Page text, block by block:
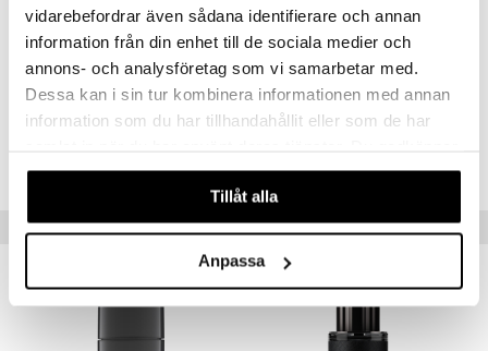
vidarebefordrar även sådana identifierare och annan
information från din enhet till de sociala medier och
annons- och analysföretag som vi samarbetar med.
Dessa kan i sin tur kombinera informationen med annan
information som du har tillhandahållit eller som de har
våra cookies vid fortsatt användande av vår webbplats.
Tillåt alla
Anpassa
Ensituoksu:
bergamotti, sitrus ja roseepippuri
Sydäntuoksu: merellinen akordi ja amber
Pohjanuotti:patsuli, puunsävyt ja nahka
Tuotenumero
Vinkkejä sinulle